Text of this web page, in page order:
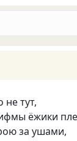
не тут,
ёжики
за ушами,